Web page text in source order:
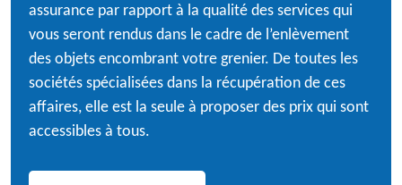
assurance par rapport à la qualité des services qui
vous seront rendus dans le cadre de l’enlèvement
des objets encombrant votre grenier. De toutes les
sociétés spécialisées dans la récupération de ces
affaires, elle est la seule à proposer des prix qui sont
accessibles à tous.